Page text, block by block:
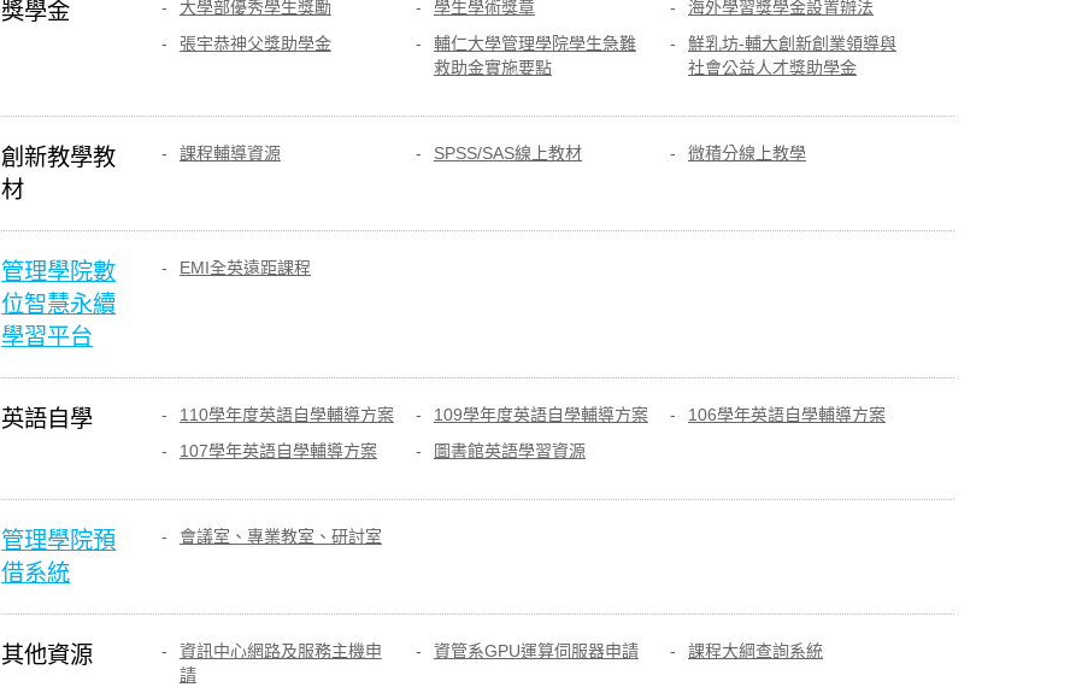
獎學金 大學部優秀學生獎勵 學生學術獎章
海外學習獎學金設置辦法
張宇恭神父獎助學金
輔仁大學管理學院學生急難
救助金實施要點
鮮乳坊-輔大創新創業領導與
社會公益人才獎助學金
創新教學教
材
課程輔導資源 SPSS/SAS線上教材 微積分線上教學
管理學院數
位智慧永續
學習平台
EMI全英遠距課程
英語自學 110學年度英語自學輔導方案 109學年度英語自學輔導方案
106學年英語自學輔導方案
107學年英語自學輔導方案
圖書館英語學習資源
管理學院預
借系統
會議室、專業教室、研討室
其他資源
資訊中心網路及服務主機申
請
資管系GPU運算伺服器申請 課程大綱查詢系統